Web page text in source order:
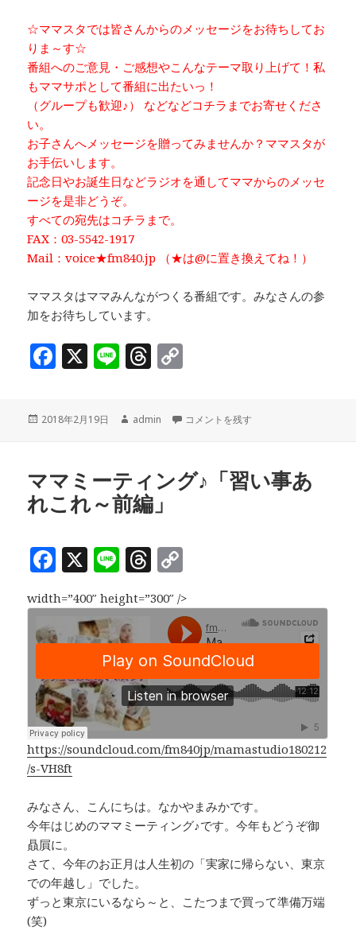
☆ママスタでは皆さんからのメッセージをお待ちしてお
りま～す☆
番組へのご意見・ご感想やこんなテーマ取り上げて！私
もママサポとして番組に出たいっ！
（グループも歓迎♪） などなどコチラまでお寄せくださ
い。
お子さんへメッセージを贈ってみませんか？ママスタが
お手伝いします。
記念日やお誕生日などラジオを通してママからのメッセ
ージを是非どうぞ。
すべての宛先はコチラまで。
FAX：03-5542-1917
Mail：voice★fm840.jp （★は@に置き換えてね！）
ママスタはママみんながつくる番組です。みなさんの参
加をお待ちしています。
F
c
e
o
o
X Li
e
T
r
e
d
s
y
n
投
2018年2月19日
作
admin ママミーティング♪「習い事あれこれ
コメントを残す
ママミーティング♪「習い事あ
れこれ～前編」
F
a
c
e
o
o
k
X Li
n
e
T
r
e
a
d
s
p
y
Li
n
k
width=”400″ height=”300″ />
https://soundcloud.com/fm840jp/mamastudio180212
/s-VH8ft
みなさん、こんにちは。なかやまみかです。
今年はじめのママミーティング♪です。今年もどうぞ御
贔屓に。
さて、今年のお正月は人生初の「実家に帰らない、東京
での年越し」でした。
ずっと東京にいるなら～と、こたつまで買って準備万端
(笑)